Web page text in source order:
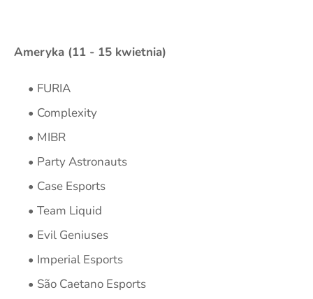
Ameryka (11 - 15 kwietnia)
FURIA
Complexity
MIBR
Party Astronauts
Case Esports
Team Liquid
Evil Geniuses
Imperial Esports
São Caetano Esports